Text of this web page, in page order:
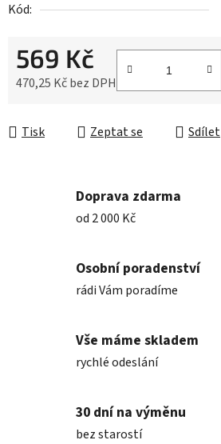
Kód:
569 Kč
470,25 Kč bez DPH
Tisk Zeptat se Sdílet
Doprava zdarma
od 2 000 Kč
Osobní poradenství
rádi Vám poradíme
Vše máme skladem
rychlé odeslání
30 dní na výměnu
bez starostí